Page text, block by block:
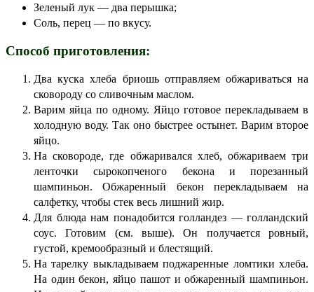
Зеленый лук — два перышка;
Соль, перец — по вкусу.
Способ приготовления:
Два куска хлеба бриошь отправляем обжариваться на
сковороду со сливочным маслом.
Варим яйца по одному. Яйцо готовое перекладываем в
холодную воду. Так оно быстрее остынет. Варим второе
яйцо.
На сковороде, где обжаривался хлеб, обжариваем три
ленточки сырокопченого бекона и порезанный
шампиньон. Обжаренный бекон перекладываем на
салфетку, чтобы стек весь лишний жир.
Для блюда нам понадобится голландез — голландский
соус. Готовим (см. выше). Он получается ровный,
густой, кремообразный и блестящий.
На тарелку выкладываем поджаренные ломтики хлеба.
На один бекон, яйцо пашот и обжаренный шампиньон.